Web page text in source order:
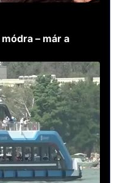
– már a